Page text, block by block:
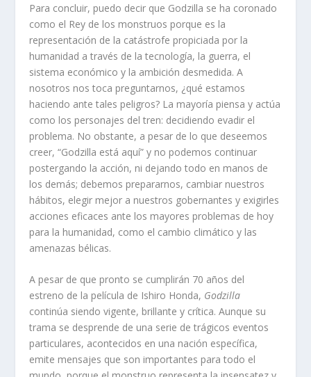
Para concluir, puedo decir que Godzilla se ha coronado
como el Rey de los monstruos porque es la
representación de la catástrofe propiciada por la
humanidad a través de la tecnología, la guerra, el
sistema económico y la ambición desmedida. A
nosotros nos toca preguntarnos, ¿qué estamos
haciendo ante tales peligros? La mayoría piensa y actúa
como los personajes del tren: decidiendo evadir el
problema. No obstante, a pesar de lo que deseemos
creer, “Godzilla está aquí” y no podemos continuar
postergando la acción, ni dejando todo en manos de
los demás; debemos prepararnos, cambiar nuestros
hábitos, elegir mejor a nuestros gobernantes y exigirles
acciones eficaces ante los mayores problemas de hoy
para la humanidad, como el cambio climático y las
amenazas bélicas.
A pesar de que pronto se cumplirán 70 años del
estreno de la película de Ishiro Honda, Godzilla
continúa siendo vigente, brillante y crítica. Aunque su
trama se desprende de una serie de trágicos eventos
particulares, acontecidos en una nación específica,
emite mensajes que son importantes para todo el